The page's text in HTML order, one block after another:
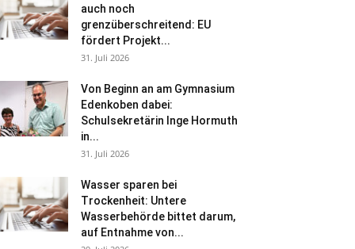
auch noch
grenzüberschreitend: EU
fördert Projekt...
31. Juli 2026
Von Beginn an am Gymnasium
Edenkoben dabei:
Schulsekretärin Inge Hormuth
in...
31. Juli 2026
Wasser sparen bei
Trockenheit: Untere
Wasserbehörde bittet darum,
auf Entnahme von...